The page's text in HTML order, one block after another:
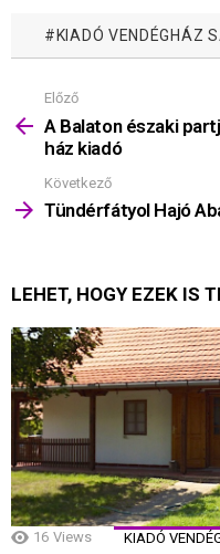
KIADÓ VENDÉGHÁZ
Mutass
többet
Előző
A Balaton északi
ház kiadó
Következő
Tündérfátyol Hajó
LEHET, HOGY EZEK IS
16 Views KIADÓ